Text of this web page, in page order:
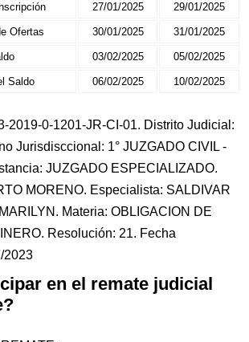
27/01/2025 29/01/2025
Ofertas 30/01/2025 31/01/2025
03/02/2025 05/02/2025
Saldo 06/02/2025 10/02/2025
2019-0-1201-JR-CI-01. Distrito Judicial:
Jurisdisccional: 1° JUZGADO CIVIL -
JUZGADO ESPECIALIZADO.
MORENO. Especialista: SALDIVAR
Materia: OBLIGACION DE
Resolución: 21. Fecha
2023
en el remate judicial